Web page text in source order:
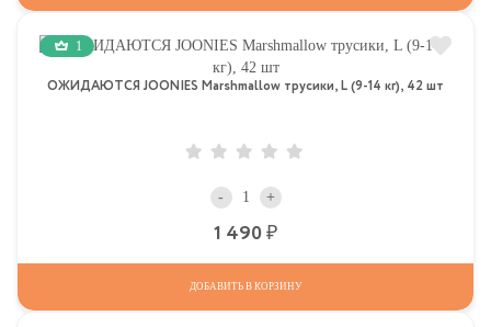
1
ОЖИДАЮТСЯ JOONIES Marshmallow трусики, L (9-14 кг), 42 шт
- +
1 490
ДОБАВИТЬ В КОРЗИНУ